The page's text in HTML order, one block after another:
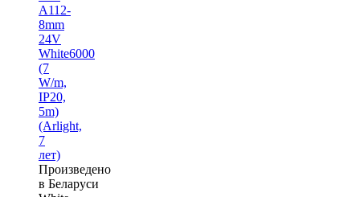
A112-
8mm
24V
White6000
(7
W/m,
IP20,
5m)
(Arlight,
7
лет)
Произведено
в Беларуси